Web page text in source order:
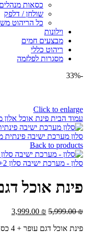
כסאות מנהלים
שולחן / דלפק
כל הריהוט
וילונות
מבצעים חמים
ריהוט כללי
מסגרות לפלזמה
-33%
Click to enlarge
עמוד הבית פינת אוכל אלון
סלון מערכת ישיבה
Back to products
סלון - מערכת ישיבה סלון 3+2 דגם שוש מבד
פינת אוכל דגם
5,999.00₪
3,999.00 ₪
פינת אוכל דגם עופר + 4 כסאות